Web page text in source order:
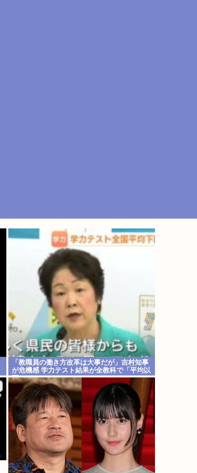
「教職員の働き方改革は大事だが」吉村知事
が危機感 学力テスト結果が全教科で「平均以
下」